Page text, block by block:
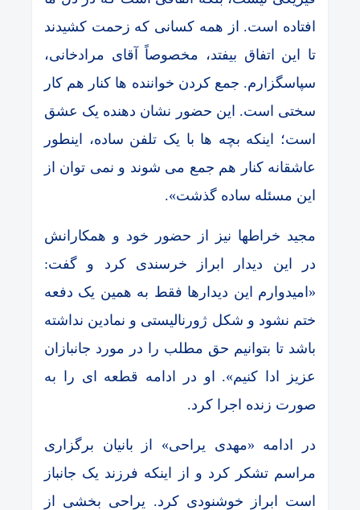
افتاده است. از همه کسانی که زحمت کشیدند
تا این اتفاق بیفتد، مخصوصاً آقای مرادخانی،
سپاسگزارم. جمع کردن خواننده ها کنار هم کار
سختی است. این حضور نشان دهنده یک عشق
است؛ اینکه بچه ها با یک تلفن ساده، اینطور
عاشقانه کنار هم جمع می شوند و نمی توان از
این مسئله ساده گذشت».
مجید خراطها نیز از حضور خود و همکارانش
در این دیدار ابراز خرسندی کرد و گفت:
«امیدوارم این دیدارها فقط به همین یک دفعه
ختم نشود و شکل ژورنالیستی و نمادین نداشته
باشد تا بتوانیم حق مطلب را در مورد جانبازان
عزیز ادا کنیم». او در ادامه قطعه ای را به
صورت زنده اجرا کرد.
در ادامه «مهدی یراحی» از بانیان برگزاری
مراسم تشکر کرد و از اینکه فرزند یک جانباز
است ابراز خوشنودی کرد. یراحی بخشی از